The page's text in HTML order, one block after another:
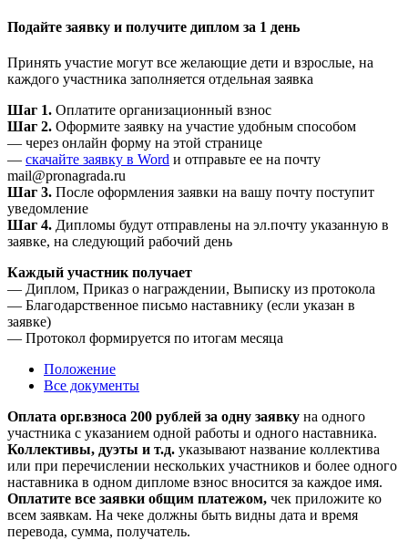
Подайте заявку и получите диплом за 1 день
Принять участие могут все желающие дети и взрослые, на
каждого участника заполняется отдельная заявка
Шаг 1. Оплатите организационный взнос
Шаг 2. Оформите заявку на участие удобным способом
— через онлайн форму на этой странице
— скачайте заявку в Word и отправьте ее на почту
mail@pronagrada.ru
Шаг 3. После оформления заявки на вашу почту поступит
уведомление
Шаг 4. Дипломы будут отправлены на эл.почту указанную в
заявке, на следующий рабочий день
Каждый участник получает
— Диплом, Приказ о награждении, Выписку из протокола
— Благодарственное письмо наставнику (если указан в
заявке)
— Протокол формируется по итогам месяца
Положение
Все документы
Оплата орг.взноса 200 рублей за одну заявку на одного
участника с указанием одной работы и одного наставника.
Коллективы, дуэты и т.д. указывают название коллектива
или при перечислении нескольких участников и более одного
наставника в одном дипломе взнос вносится за каждое имя.
Оплатите все заявки общим платежом, чек приложите ко
всем заявкам. На чеке должны быть видны дата и время
перевода, сумма, получатель.